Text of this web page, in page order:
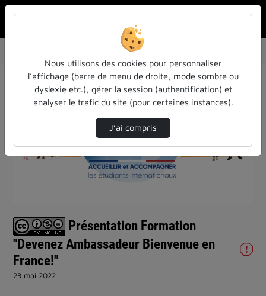
Présentation Formation "Devenez Ambassadeur…
Lire
la
Présentation Formation
"Devenez Ambassadeur Bienvenue en
France!"
23 mai 2022
Nous utilisons des cookies pour personnaliser
l’affichage (barre de menu de droite, mode sombre ou
dyslexie etc.), gérer la session (authentification) et
analyser le trafic du site (pour certaines instances).
J’ai compris